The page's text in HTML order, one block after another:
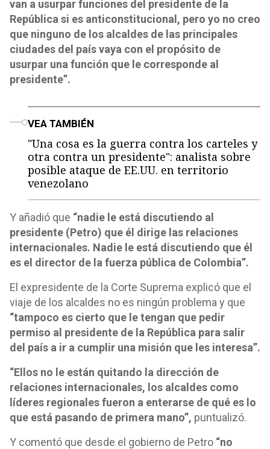
van a usurpar funciones del presidente de la
República si es anticonstitucional, pero yo no creo
que ninguno de los alcaldes de las principales
ciudades del país vaya con el propósito de
usurpar una función que le corresponde al
presidente”.
VEA TAMBIÉN
"Una cosa es la guerra contra los carteles y
otra contra un presidente": analista sobre
posible ataque de EE.UU. en territorio
venezolano
Y añadió que “nadie le está discutiendo al
presidente (Petro) que él dirige las relaciones
internacionales. Nadie le está discutiendo que él
es el director de la fuerza pública de Colombia”.
El expresidente de la Corte Suprema explicó que el
viaje de los alcaldes no es ningún problema y que
“tampoco es cierto que le tengan que pedir
permiso al presidente de la República para salir
del país a ir a cumplir una misión que les interesa”.
“Ellos no le están quitando la dirección de
relaciones internacionales, los alcaldes como
líderes regionales fueron a enterarse de qué es lo
que está pasando de primera mano”, puntualizó.
Y comentó que desde el gobierno de Petro “no